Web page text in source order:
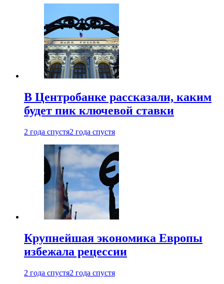
В Центробанке рассказали, каким
будет пик ключевой ставки
2 года спустя2 года спустя
Крупнейшая экономика Европы
избежала рецессии
2 года спустя2 года спустя